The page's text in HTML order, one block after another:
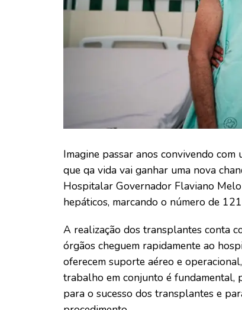
Imagine passar anos convivendo
que qa vida vai ganhar uma nova
Hospitalar Governador Flaviano
hepáticos, marcando o número de
A realização dos transplantes conta
órgãos cheguem rapidamente ao
oferecem suporte aéreo e
trabalho em conjunto é fundamental,
para o sucesso dos transplantes e